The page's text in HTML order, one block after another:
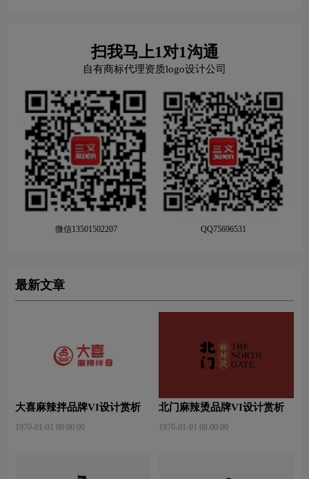
扫我马上1对1沟通
自有商标代理资质logo设计公司
微信13501502207 QQ75696531
最新文章
大喜麻辣拌品牌VI设计赏析
1970-01-01 08:00:00
北门麻辣烫品牌VI设计赏析
1970-01-01 08:00:00